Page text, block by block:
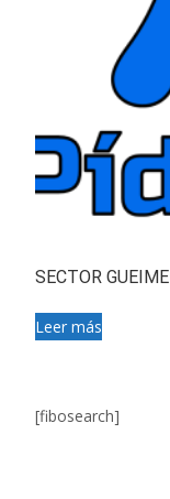
SECTOR GUEIME
Leer más
[fibosearch]